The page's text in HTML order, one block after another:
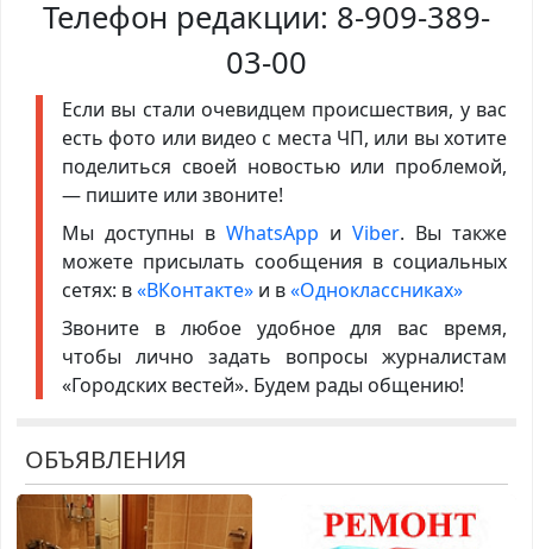
Телефон редакции: 8-909-389-
03-00
Если вы стали очевидцем происшествия, у вас
есть фото или видео с места ЧП, или вы хотите
поделиться своей новостью или проблемой,
— пишите или звоните!
Мы доступны в WhatsApp иViber. Вы также
можете присылать сообщения в социальных
сетях: в«ВКонтакте»и в«Одноклассниках»
Звоните в любое удобное для вас время,
чтобы лично задать вопросы журналистам
«Городских вестей». Будем рады общению!
ОБЪЯВЛЕНИЯ